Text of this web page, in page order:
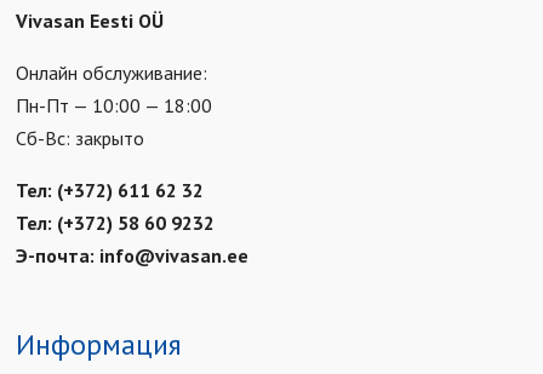
Vivasan Eesti OÜ
Онлайн обслуживание:
Пн-Пт — 10:00 — 18:00
Сб-Вс: закрыто
Тел: (+372) 611 62 32
Тел: (+372) 58 60 9232
Э-почта: info@vivasan.ee
Информация